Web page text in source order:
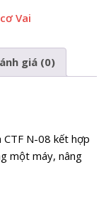
Vai
giá (0)
N-08 kết hợp
một máy, nâng